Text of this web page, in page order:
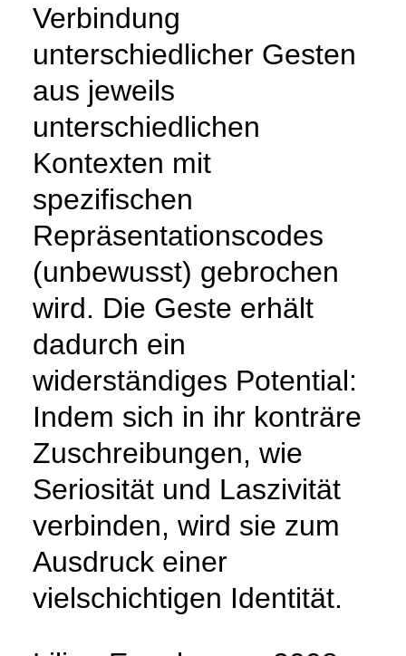
Verbindung
unterschiedlicher Gesten
aus jeweils
unterschiedlichen
Kontexten mit
spezifischen
Repräsentationscodes
(unbewusst) gebrochen
wird. Die Geste erhält
dadurch ein
widerständiges Potential:
Indem sich in ihr konträre
Zuschreibungen, wie
Seriosität und Laszivität
verbinden, wird sie zum
Ausdruck einer
vielschichtigen Identität.